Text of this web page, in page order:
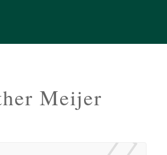
Meijer